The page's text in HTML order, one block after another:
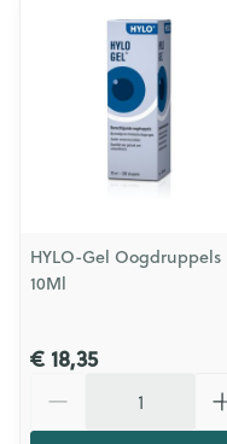
HYLO-Gel Oogdruppels
10Ml
€ 18,35